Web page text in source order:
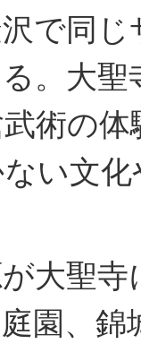
で同
。大
術の
い文
が大聖
園、錦